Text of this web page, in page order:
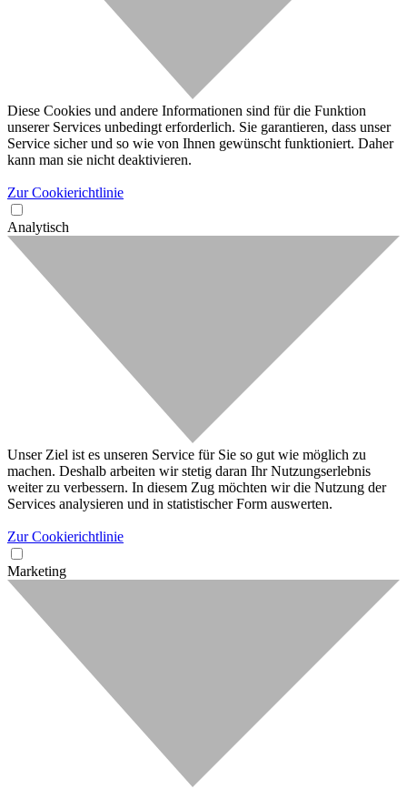
Diese Cookies und andere Informationen sind für die Funktion
unserer Services unbedingt erforderlich. Sie garantieren, dass unser
Service sicher und so wie von Ihnen gewünscht funktioniert. Daher
kann man sie nicht deaktivieren.
Zur Cookierichtlinie
Analytisch
Unser Ziel ist es unseren Service für Sie so gut wie möglich zu
machen. Deshalb arbeiten wir stetig daran Ihr Nutzungserlebnis
weiter zu verbessern. In diesem Zug möchten wir die Nutzung der
Services analysieren und in statistischer Form auswerten.
Zur Cookierichtlinie
Marketing